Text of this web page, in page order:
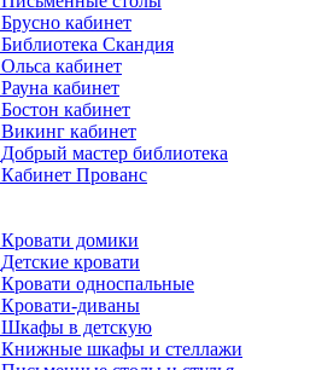
Брусно кабинет
Библиотека Скандия
Ольса кабинет
Рауна кабинет
Бостон кабинет
Викинг кабинет
Добрый мастер библиотека
Кабинет Прованс
Кровати домики
Детские кровати
Кровати односпальные
Кровати-диваны
Шкафы в детскую
Книжные шкафы и стеллажи